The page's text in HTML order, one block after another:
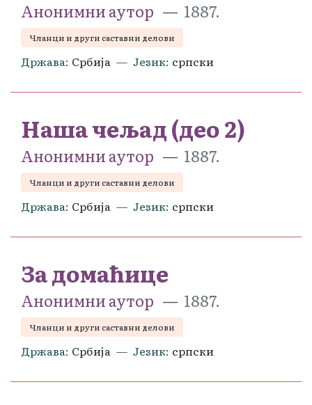
Анонимни аутор 1887.
Чланци и други саставни делови
Држава Србија Језик српски
Наша чељад (део 2)
Анонимни аутор 1887.
Чланци и други саставни делови
Држава Србија Језик српски
За домаћице
Анонимни аутор 1887.
Чланци и други саставни делови
Држава Србија Језик српски